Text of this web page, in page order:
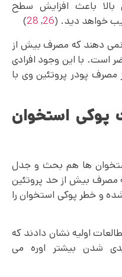
بالا باعث افزایش سطح
خواهد دید. (26
,
28
)
دهند که مصرف بیش از
است. با این وجود افرادی
مصرف پودر پروتئین وی با
پوکی استخوان
استخوان ها هم بحث و جدل
مصرف بیش از حد پروتئین
و خطر پوکی استخوان را
اولیه نشان دادند که
شدن بیشتر اوره می